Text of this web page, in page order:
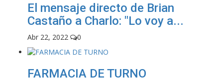
El mensaje directo de Brian
Castaño a Charlo: "Lo voy a...
Abr 22, 2022 0
FARMACIA DE TURNO